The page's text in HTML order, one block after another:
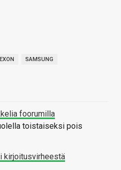
SAMSUNG
foorumilla
toistaiseksi pois
kirjoitusvirheestä